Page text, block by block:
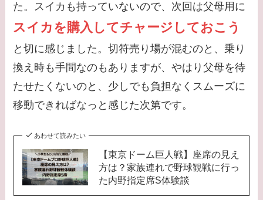
た。スイカも持っていないので、次回は父母用に
スイカを購入してチャージしておこう
と切に感じました。切符売り場が混むのと、乗り
換え時も手間なのもありますが、やはり父母を待
たせたくないのと、少しでも負担なくスムーズに
移動できればなっと感じた次第です。
あわせて読みたい
【東京ドーム巨人戦】座席の見え
方は？家族連れで野球観戦に行っ
た内野指定席S体験談